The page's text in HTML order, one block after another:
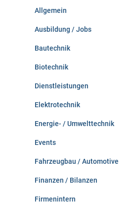
Allgemein
Ausbildung / Jobs
Bautechnik
Biotechnik
Dienstleistungen
Elektrotechnik
Energie- / Umwelttechnik
Events
Fahrzeugbau / Automotive
Finanzen / Bilanzen
Firmenintern